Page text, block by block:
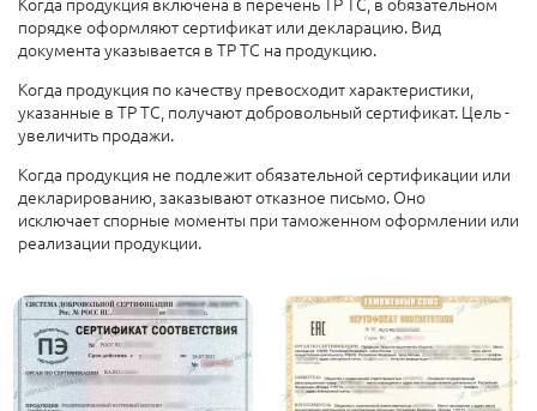
порядке оформляют сертификат или декларацию. Вид
документа указывается в ТР ТС на продукцию.
Когда продукция по качеству превосходит характеристики,
указанные в ТР ТС, получают добровольный сертификат. Цель -
увеличить продажи.
Когда продукция не подлежит обязательной сертификации или
декларированию , заказывают отказное письмо. Оно
исключает спорные моменты при таможенном оформлении или
реализации продукции.